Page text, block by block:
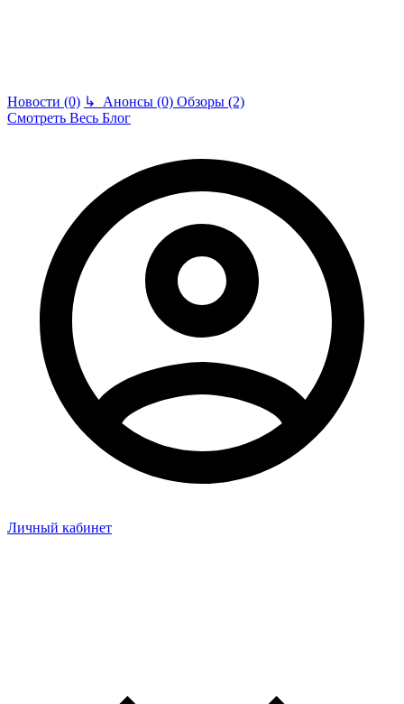
Новости (0) ↳ Анонсы (0) Обзоры (2)
Смотреть Весь Блог
Личный кабинет